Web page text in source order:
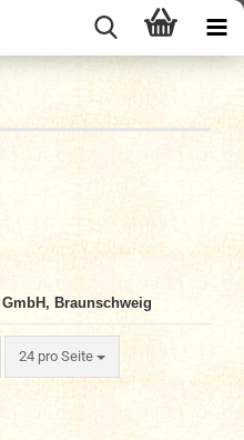
Braunschweig
24 pro Seite
pro Seite